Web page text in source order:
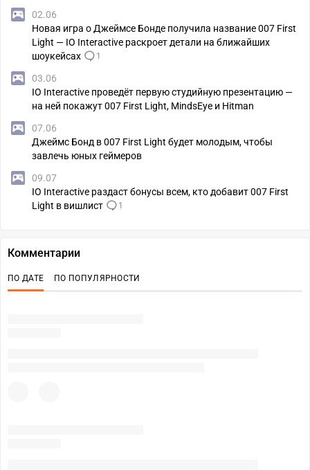
02.06
Новая игра о Джеймсе Бонде получила название 007 First
Light — IO Interactive раскроет детали на ближайших
шоукейсах
1
03.06
IO Interactive проведёт первую студийную презентацию —
на ней покажут 007 First Light, MindsEye и Hitman
07.06
Джеймс Бонд в 007 First Light будет молодым, чтобы
завлечь юных геймеров
09.07
IO Interactive раздаст бонусы всем, кто добавит 007 First
Light в вишлист
1
Комментарии
ПО ДАТЕ ПО ПОПУЛЯРНОСТИ